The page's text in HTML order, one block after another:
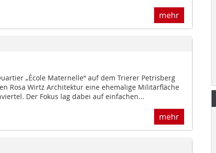
mehr
„École Maternelle“ auf dem Trierer Petrisberg
Rosa Wirtz Architektur eine ehemalige Militärfläche
Der Fokus lag dabei auf einfachen...
mehr